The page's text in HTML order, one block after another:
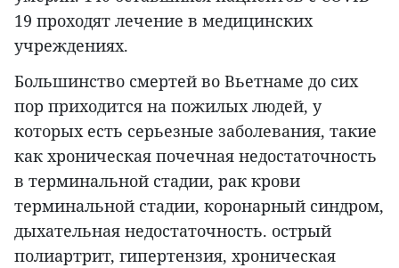
19 проходят лечение в медицинских
учреждениях.
Большинство смертей во Вьетнаме до сих
пор приходится на пожилых людей, у
которых есть серьезные заболевания, такие
как хроническая почечная недостаточность
в терминальной стадии, рак крови
терминальной стадии, коронарный синдром,
дыхательная недостаточность. острый
полиартрит, гипертензия, хроническая